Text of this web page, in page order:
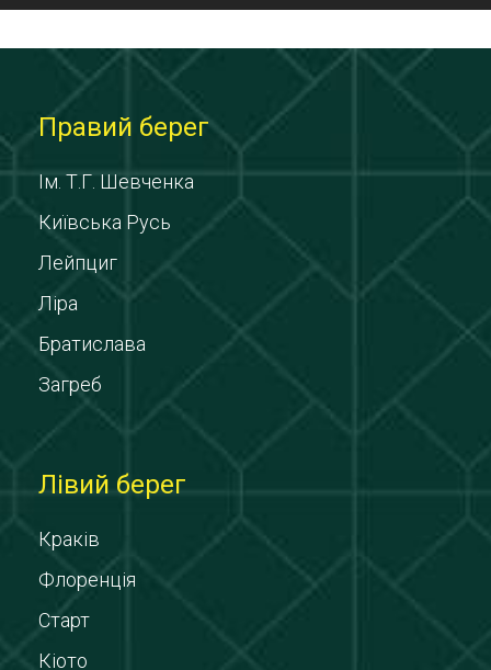
Правий берег
Ім. Т.Г. Шевченка
Київська Русь
Лейпциг
Ліра
Братислава
Загреб
Лівий берег
Краків
Флоренція
Старт
Кіото